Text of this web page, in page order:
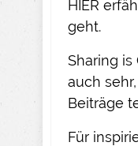
HIER
geht.​
Sharing is
auch
Beiträge
Für